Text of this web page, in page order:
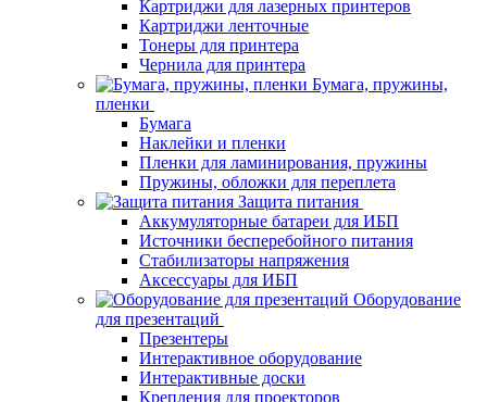
Картриджи для лазерных принтеров
Картриджи ленточные
Тонеры для принтера
Чернила для принтера
Бумага, пружины,
пленки
Бумага
Наклейки и пленки
Пленки для ламинирования, пружины
Пружины, обложки для переплета
Защита питания
Аккумуляторные батареи для ИБП
Источники бесперебойного питания
Стабилизаторы напряжения
Аксессуары для ИБП
Оборудование
для презентаций
Презентеры
Интерактивное оборудование
Интерактивные доски
Крепления для проекторов